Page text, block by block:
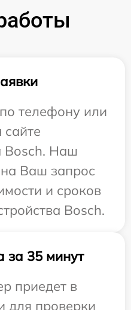
телефону или
сайте
Bosch. Наш
Ваш запрос
и сроков
Bosch.
за 35 минут
приедет в
для проверки